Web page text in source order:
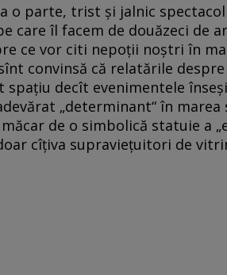
o parte, trist și jalnic
care îl facem de douăzeci de
ce vor citi nepoții noștri în
convinsă că relatările
spațiu decît evenimentele
„determinant“ în
de o simbolică statuie a
cîțiva supraviețuitori de